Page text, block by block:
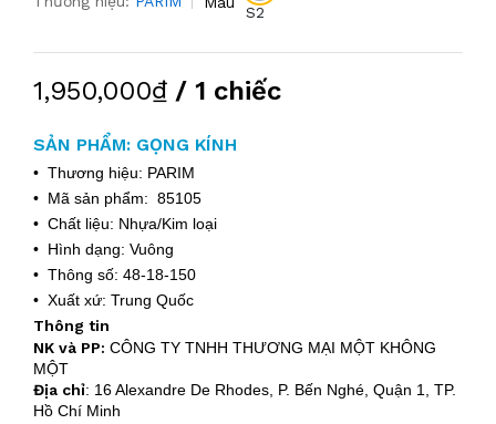
S2
1,950,000₫ / 1 chiếc
SẢN PHẨM: GỌNG KÍNH
• Thương hiệu: PARIM
• Mã sản phẩm: 85105
• Chất liệu: Nhựa/Kim loại
• Hình dạng: Vuông
• Thông số: 48-18-150
• Xuất xứ: Trung Quốc
Thông tin
NK và PP: CÔNG TY TNHH THƯƠNG MẠI MỘT KHÔNG
MỘT
Địa chỉ: 16 Alexandre De Rhodes, P. Bến Nghé, Quận 1, TP.
Hồ Chí Minh